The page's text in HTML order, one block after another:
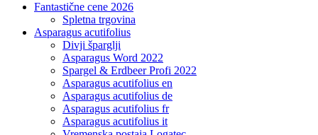
Fantastične cene 2026
Spletna trgovina
Asparagus acutifolius
Divji šparglji
Asparagus Word 2022
Spargel & Erdbeer Profi 2022
Asparagus acutifolius en
Asparagus acutifolius de
Asparagus acutifolius fr
Asparagus acutifolius it